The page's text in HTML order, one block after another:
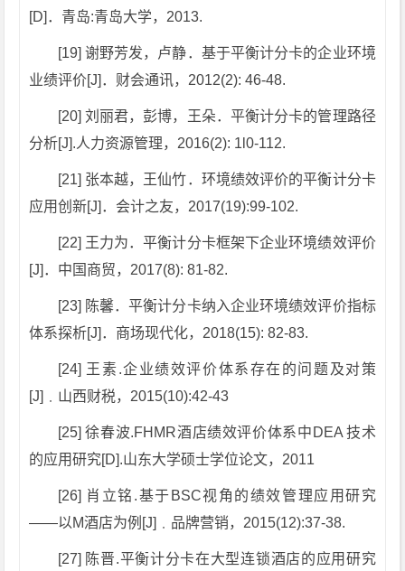
[D]．青岛:青岛大学，2013.
[19] 谢野芳发，卢静．基于平衡计分卡的企业环境
业绩评价[J]．财会通讯，2012(2): 46-48.
[20] 刘丽君，彭博，王朵．平衡计分卡的管理路径
分析[J].人力资源管理，2016(2): 1l0-112.
[21] 张本越，王仙竹．环境绩效评价的平衡计分卡
应用创新[J]．会计之友，2017(19):99-102.
[22] 王力为．平衡计分卡框架下企业环境绩效评价
[J]．中国商贸，2017(8): 81-82.
[23] 陈馨．平衡计分卡纳入企业环境绩效评价指标
体系探析[J]．商场现代化，2018(15): 82-83.
[24] 王素.企业绩效评价体系存在的问题及对策
[J]﹒山西财税，2015(10):42-43
[25] 徐春波.FHMR酒店绩效评价体系中DEA 技术
的应用研究[D].山东大学硕士学位论文，2011
[26] 肖立铭.基于BSC视角的绩效管理应用研究
——以M酒店为例[J]﹒品牌营销，2015(12):37-38.
[27] 陈晋.平衡计分卡在大型连锁酒店的应用研究